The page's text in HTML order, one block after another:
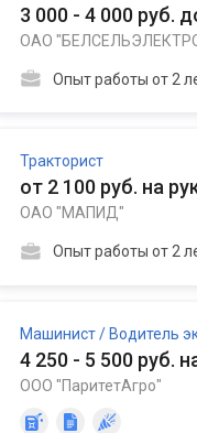
3 000 - 4 000 руб.
ОАО
Опыт работы от 2
Тракторист
от 2 100 руб. на
ОАО "МАПИД"
Опыт работы от 2
Машинист / Водитель
4 250 - 5 500 руб.
ООО "ПаритетАгро"